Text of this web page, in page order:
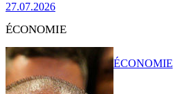
27.07.2026
ÉCONOMIE
ÉCONOMIE